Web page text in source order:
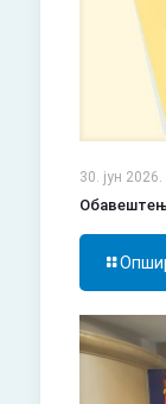
30. јун 2026.